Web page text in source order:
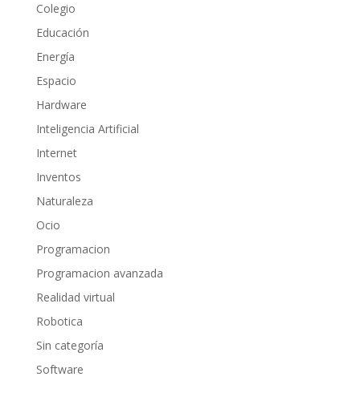
Colegio
Educación
Energía
Espacio
Hardware
Inteligencia Artificial
Internet
Inventos
Naturaleza
Ocio
Programacion
Programacion avanzada
Realidad virtual
Robotica
Sin categoría
Software